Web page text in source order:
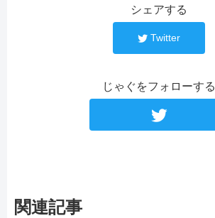
シェアする
Twitter
じゃぐをフォローする
関連記事